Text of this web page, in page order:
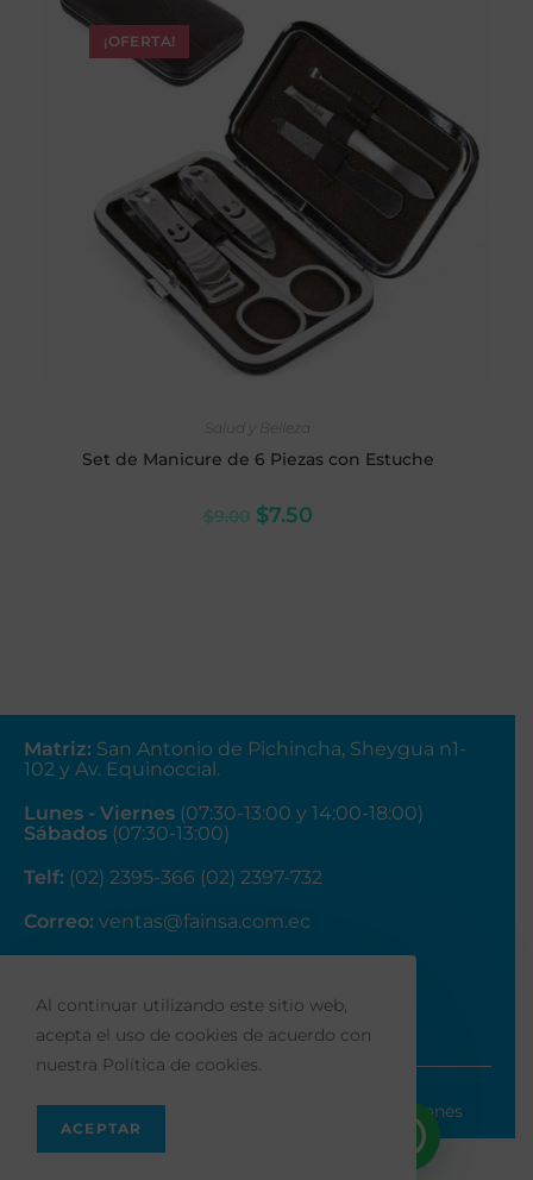
¡OFERTA!
Salud y Belleza
Set de Manicure de 6 Piezas con Estuche
$9.00 $7.50
Matriz: San Antonio de Pichincha, Sheygua n1-
102 y Av. Equinoccial.
Lunes - Viernes (07:30-13:00 y 14:00-18:00)
Sábados (07:30-13:00)
Telf: (02) 2395-366 (02) 2397-732
Correo: ventas@fainsa.com.ec
Políticas de privacidad Términos y Condiciones
Al continuar utilizando este sitio web,
acepta el uso de cookies de acuerdo con
nuestra Política de cookies.
ACEPTAR